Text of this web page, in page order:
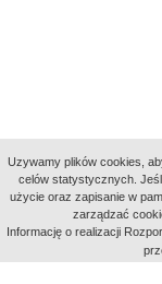
Uzywamy plików cookies,
celów statystycznych.
użycie oraz zapisanie w
zarządzać
Informację o realizacji